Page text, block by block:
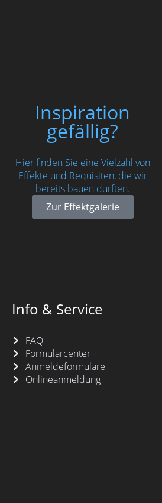
Inspiration
gefällig?
Hier finden Sie eine Vielzahl von
Effekte und Requisiten, die wir
bereits bauen durften.
Zur Effektgalerie
Info & Service
FAQ
Formularcenter
Anmeldeformulare
Onlineanmeldung